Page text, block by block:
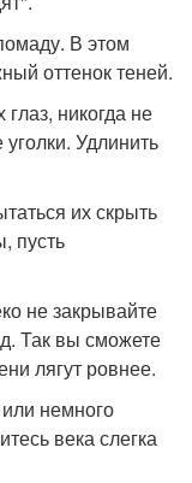
В этом
оттенок теней.
никогда не
Удлинить
их скрыть
пусть
не закрывайте
Так вы сможете
лягут ровнее.
немного
века слегка